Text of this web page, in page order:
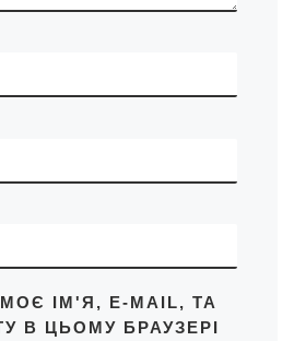
ІМ'Я, E-MAIL, ТА
В ЦЬОМУ БРАУЗЕРІ